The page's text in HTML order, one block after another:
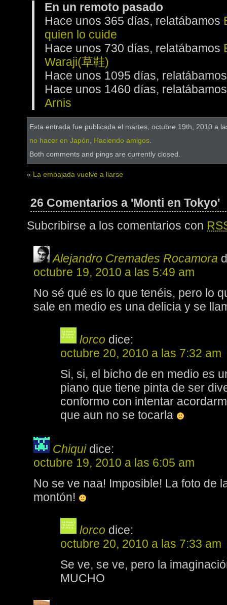
En un remoto pasado
Hace unos 365 días, relatábamos
quien lo cuide
Hace unos 730 días, relatábamos
Waraji(草鞋)
Hace unos 1095 días,
Hace unos 1460 días,
Arnis
Esta entrada fue publicada el martes, octubre 19th, 2010 a
no hacer en Japón, Haciendo amigos.
Both comments and pings are currently closed.
« La embajada vuelve a liarse
26 Comentarios a 'Monti en Tokyo'
Subcribirse a los comentarios con
Alejandro Cremades Rocamora
octubre 19, 2010 a las 5:49 am
No sé qué es lo que tenéis, pero lo
sale en medio es una delicia y se
lorco dice:
octubre 20, 2010 a las 7:32 am
Si, si, el bicho de en medio es
piano que tiene pinta de ser
conformo con intentar
que aun no se tocarla
Chiqui dice:
octubre 19, 2010 a las 6:05 am
No se ve naa! Imposible! La foto de
montón!
lorco dice:
octubre 20, 2010 a las 7:33 am
Se ve, se ve, pero la
MUCHO